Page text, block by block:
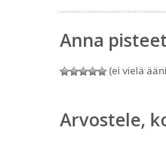
Anna pisteet
(ei vielä
Arvostele,